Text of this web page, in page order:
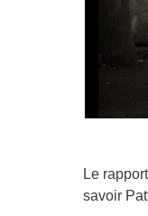
Le
savoir